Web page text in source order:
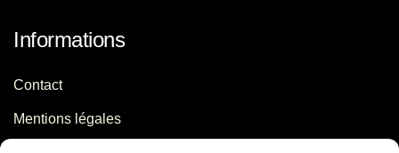
Informations
Contact
Mentions légales